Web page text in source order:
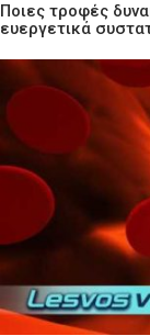
Ποιες τροφές
ευεργετικά